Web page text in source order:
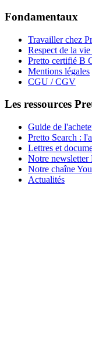
Fondamentaux
Travailler chez
Respect de la
Pretto certifié B
Mentions légales
CGU / CGV
Les ressources
Guide de
Pretto Search :
Lettres et
Notre newsletter
Notre chaîne
Actualités